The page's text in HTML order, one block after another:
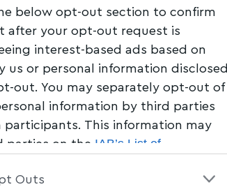
below opt-out section to confirm
after your opt-out request is
interest-based ads based on
us or personal information disclosed
out. You may separately opt-out of
information by third parties
participants. This information may
parties on the IAB’s List of
Outs